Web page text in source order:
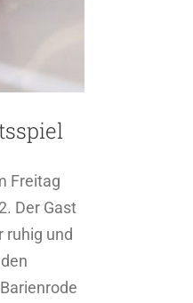
Freitag
Der Gast
ruhig und